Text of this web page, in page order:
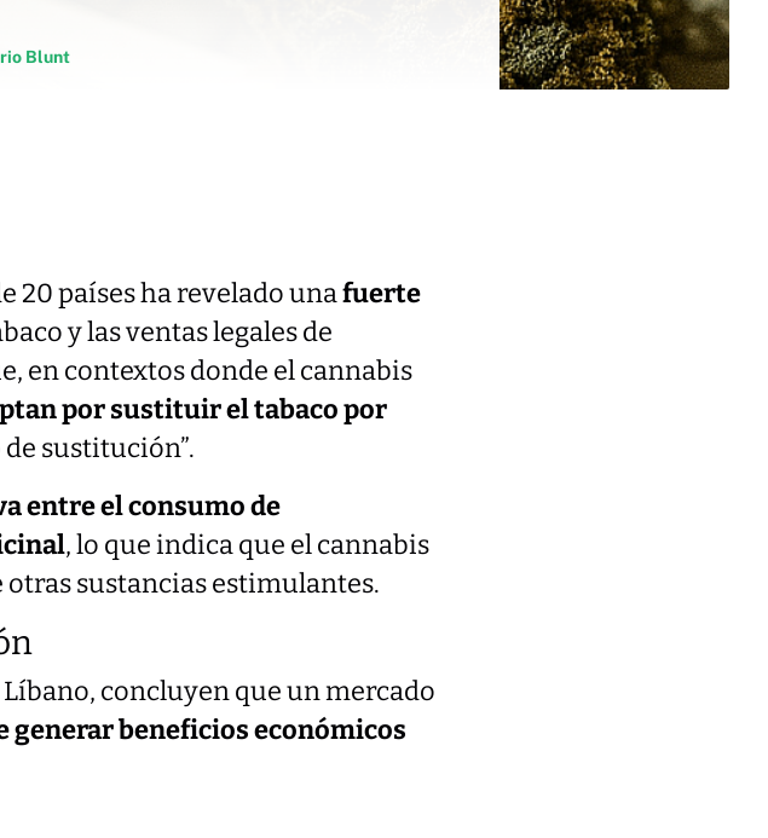
Blunt
20 países ha revelado unafuerte
y las ventas legales de
en contextos donde el cannabis
por sustituir el tabaco por
de sustitución”.
entre el consumo de
, lo que indica que el cannabis
sustancias estimulantes.
concluyen que un mercado
generar beneficios económicos